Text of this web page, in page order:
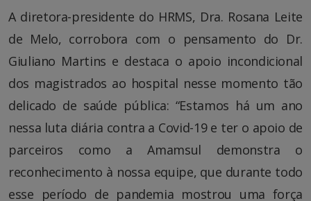
A diretora-presidente do HRMS, Dra. Rosana Leite
de Melo, corrobora com o pensamento do Dr.
Giuliano Martins e destaca o apoio incondicional
dos magistrados ao hospital nesse momento tão
delicado de saúde pública: “Estamos há um ano
nessa luta diária contra a Covid-19 e ter o apoio de
parceiros como a Amamsul demonstra o
reconhecimento à nossa equipe, que durante todo
esse período de pandemia mostrou uma força